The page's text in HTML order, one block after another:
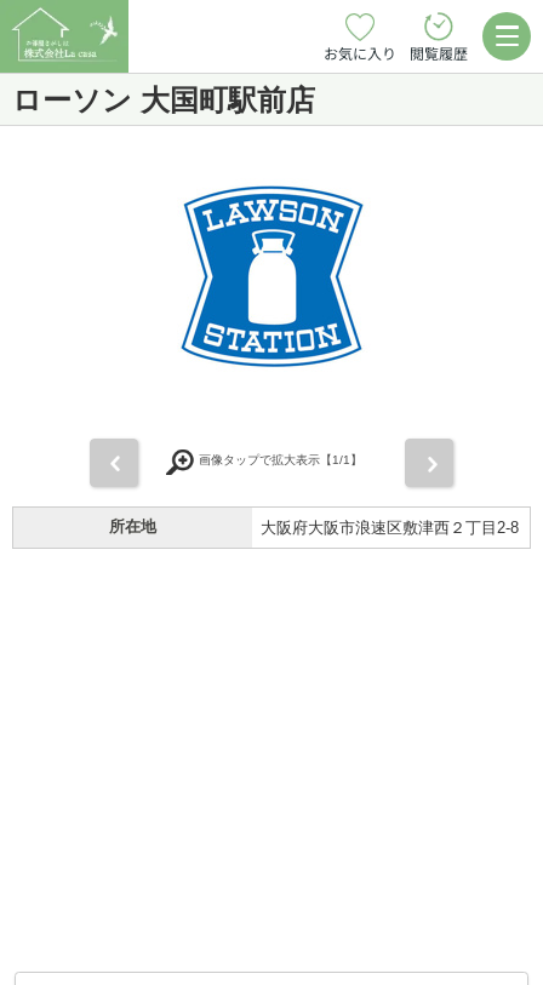
お気に入り 閲覧履歴
ローソン 大国町駅前店
画像タップで拡大表示【1/1】
所在地 大阪府大阪市浪速区敷津西２丁目2-8